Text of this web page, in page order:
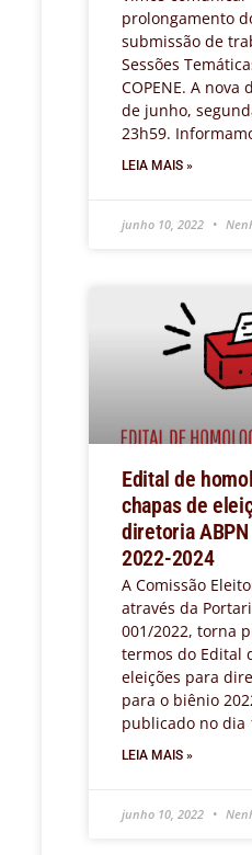
prolongamento
submissão de
Sessões
COPENE. A
de junho,
23h59.
LEIA MAIS »
junho 10, 2022
Edital de
chapas de
diretoria
2022-2024
A Comissão
através da
001/2022, torna
termos do Edital
eleições para
para o biênio
publicado no dia
LEIA MAIS »
junho 10, 2022